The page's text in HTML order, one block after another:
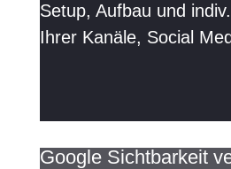
Setup, Aufbau und
Ihrer Kanäle, Social
Google Sichtbarkeit